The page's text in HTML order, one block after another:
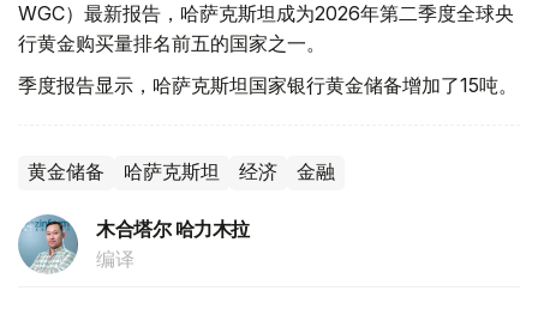
WGC）最新报告，哈萨克斯坦成为2026年第二季度全球央
行黄金购买量排名前五的国家之一。
季度报告显示，哈萨克斯坦国家银行黄金储备增加了15吨。
黄金储备 哈萨克斯坦 经济 金融
木合塔尔 哈力木拉
编译